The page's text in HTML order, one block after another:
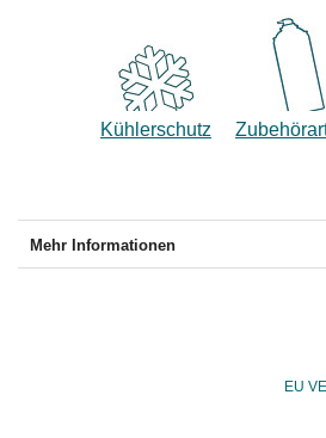
Kühlerschutz
Mehr Informationen
EU